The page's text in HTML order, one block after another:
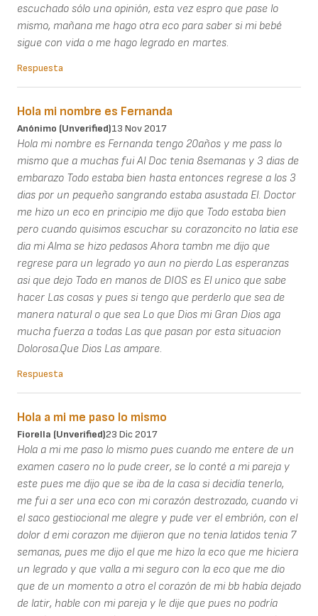
escuchado sólo una opinión, esta vez espro que pase lo
mismo, mañana me hago otra eco para saber si mi bebé
sigue con vida o me hago legrado en martes.
Respuesta
Hola mi nombre es Fernanda
Anónimo (unverified)13 Nov 2017
Hola mi nombre es Fernanda tengo 20años y me pass lo
mismo que a muchas fui Al Doc tenia 8semanas y 3 dias de
embarazo Todo estaba bien hasta entonces regrese a los 3
dias por un pequeño sangrando estaba asustada El. Doctor
me hizo un eco en principio me dijo que Todo estaba bien
pero cuando quisimos escuchar su corazoncito no latia ese
dia mi Alma se hizo pedasos Ahora tambn me dijo que
regrese para un legrado yo aun no pierdo Las esperanzas
asi que dejo Todo en manos de DIOS es El unico que sabe
hacer Las cosas y pues si tengo que perderlo que sea de
manera natural o que sea Lo que Dios mi Gran Dios aga
mucha fuerza a todas Las que pasan por esta situacion
Dolorosa.Que Dios Las ampare.
Respuesta
Hola a mi me paso lo mismo
Fiorella (unverified)23 Dic 2017
Hola a mi me paso lo mismo pues cuando me entere de un
examen casero no lo pude creer, se lo conté a mi pareja y
este pues me dijo que se iba de la casa si decidía tenerlo,
me fui a ser una eco con mi corazón destrozado, cuando vi
el saco gestiocional me alegre y pude ver el embrión, con el
dolor d emi corazon me dijieron que no tenia latidos tenia 7
semanas, pues me dijo el que me hizo la eco que me hiciera
un legrado y que valla a mi seguro con la eco que me dio
que de un momento a otro el corazón de mi bb había dejado
de latir, hable con mi pareja y le dije que pues no podría